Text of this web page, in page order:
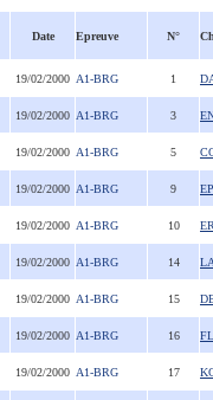
Date Epreuve N°
19/02/2000 A1-BRG 1
19/02/2000 A1-BRG 3
19/02/2000 A1-BRG 5
19/02/2000 A1-BRG 9
19/02/2000 A1-BRG 10
19/02/2000 A1-BRG 14
19/02/2000 A1-BRG 15
19/02/2000 A1-BRG 16
19/02/2000 A1-BRG 17